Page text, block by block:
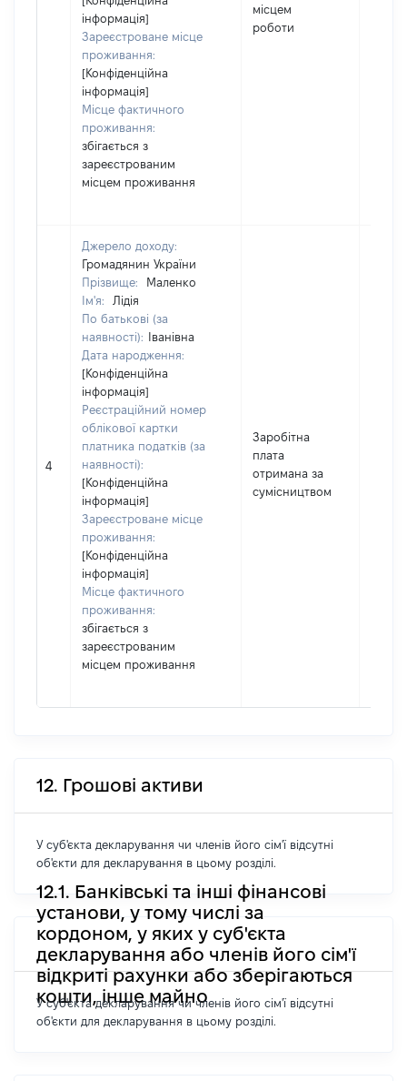
інформація]
Зареєстроване місце
проживання:
[Конфіденційна
інформація]
Місце фактичного
проживання:
збігається з
зареєстрованим
місцем проживання
місцем
роботи
4
Джерело доходу:
Громадянин України
Прізвище:
Маленко
Ім'я:
Лідія
По батькові (за
наявності):
Іванівна
Дата народження:
[Конфіденційна
інформація]
Реєстраційний номер
облікової картки
платника податків (за
наявності):
[Конфіденційна
інформація]
Зареєстроване місце
проживання:
[Конфіденційна
інформація]
Місце фактичного
проживання:
збігається з
зареєстрованим
місцем проживання
Заробітна
плата
отримана за
сумісництвом
12. Грошові активи
У суб'єкта декларування чи членів його сім'ї відсутні
об'єкти для декларування в цьому розділі.
12.1. Банківські та інші фінансові
установи, у тому числі за
кордоном, у яких у суб'єкта
декларування або членів його сім'ї
відкриті рахунки або зберігаються
кошти, інше майно
У суб'єкта декларування чи членів його сім'ї відсутні
об'єкти для декларування в цьому розділі.